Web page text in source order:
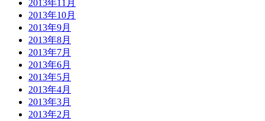
2013年11月
2013年10月
2013年9月
2013年8月
2013年7月
2013年6月
2013年5月
2013年4月
2013年3月
2013年2月